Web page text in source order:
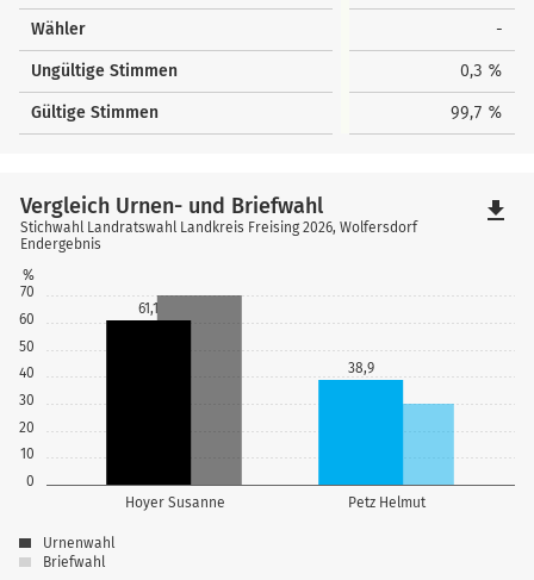
Wähler -
Ungültige Stimmen 0,3 %
Gültige Stimmen 99,7 %
0
10
20
30
40
50
60
70
%
Hoyer Susanne Petz Helmut
61,1
38,9
Vergleich Urnen- und Briefwahl
Stichwahl Landratswahl Landkreis Freising 2026, Wolfersdorf
Endergebnis
Urnenwahl
Briefwahl
file_download